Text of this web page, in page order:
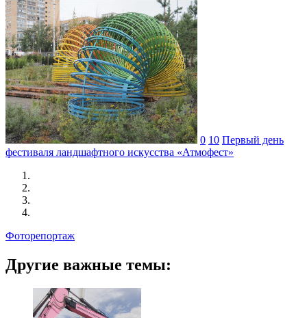
0 10 Первый день
фестиваля ландшафтного искусства «Атмофест»
Фоторепортаж
Другие важные темы: